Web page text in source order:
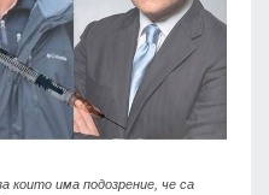
които има подозрение, че са